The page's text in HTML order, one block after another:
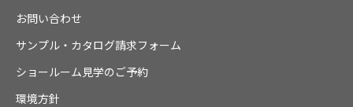
お問い合わせ
サンプル・カタログ請求フォーム
ショールーム見学のご予約
環境方針